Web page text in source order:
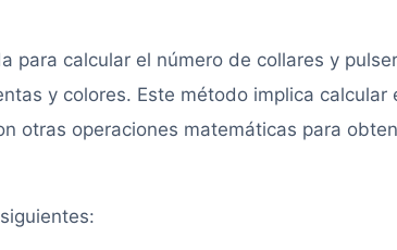
para calcular el número de collares y
y colores. Este método implica calcular
otras operaciones matemáticas para